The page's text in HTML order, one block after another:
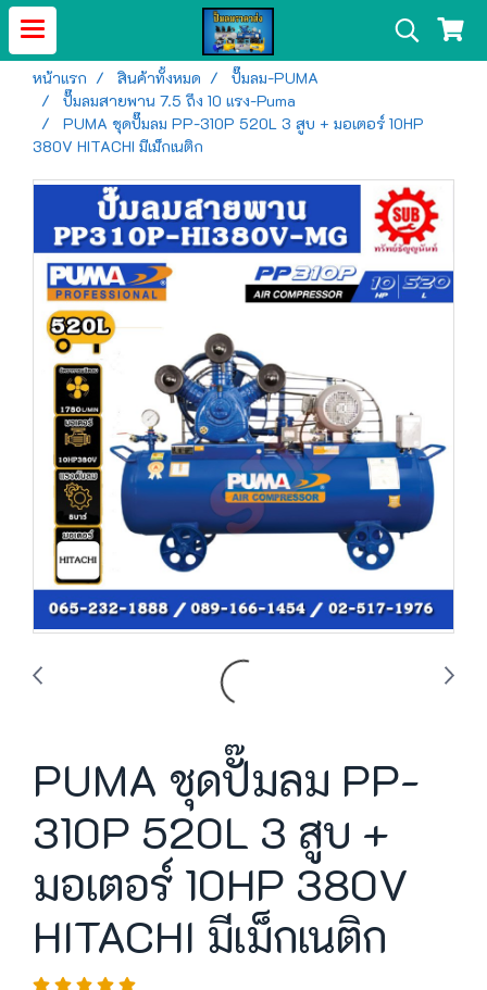
หน้าแรก สินค้าทั้งหมด
ปั๊มลม-PUMA
ปั๊มลมสายพาน 7.5 ถึง 10 แรง-Puma
PUMA ชุดปั๊มลม PP-310P 520L 3 สูบ + มอเตอร์ 10HP
380V HITACHI มีเม็กเนติก
PUMA ชุดปั๊มลม PP-
310P 520L 3 สูบ +
มอเตอร์ 10HP 380V
HITACHI มีเม็กเนติก